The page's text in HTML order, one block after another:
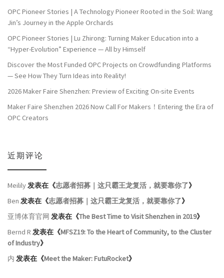
OPC Pioneer Stories | A Technology Pioneer Rooted in the Soil: Wang
Jin’s Journey in the Apple Orchards
OPC Pioneer Stories | Lu Zhirong: Turning Maker Education into a
“Hyper-Evolution” Experience — All by Himself
Discover the Most Funded OPC Projects on Crowdfunding Platforms
— See How They Turn Ideas into Reality!
2026 Maker Faire Shenzhen: Preview of Exciting On-site Events
Maker Faire Shenzhen 2026 Now Call For Makers！Entering the Era of
OPC Creators
近期评论
Meilily发表在《志愿者招募｜这只霸王龙复活，就要靠你了》
Ben 发表在《志愿者招募｜这只霸王龙复活，就要靠你了》
亚博体育官网 发表在《The Best Time to Visit Shenzhen in 2019》
Bernd R 发表在《MFSZ19: To the Heart of Community, to the Cluster
of Industry》
内 发表在《Meet the Maker: FutuRocket》